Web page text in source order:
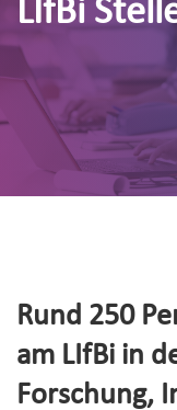
LIfBi
Rund 250
am LIfBi in
Forschung,